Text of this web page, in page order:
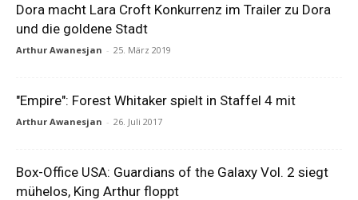
Dora macht Lara Croft Konkurrenz im Trailer zu Dora
und die goldene Stadt
Arthur Awanesjan - 25. März 2019
"Empire": Forest Whitaker spielt in Staffel 4 mit
Arthur Awanesjan - 26. Juli 2017
Box-Office USA: Guardians of the Galaxy Vol. 2 siegt
mühelos, King Arthur floppt